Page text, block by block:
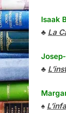
Isaak
♣ La
♣
♠